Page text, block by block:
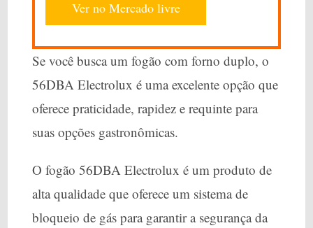
Ver no Mercado livre
Se você busca um fogão com forno duplo, o
56DBA Electrolux é uma excelente opção que
oferece praticidade, rapidez e requinte para
suas opções gastronômicas.
O fogão 56DBA Electrolux é um produto de
alta qualidade que oferece um sistema de
bloqueio de gás para garantir a segurança da